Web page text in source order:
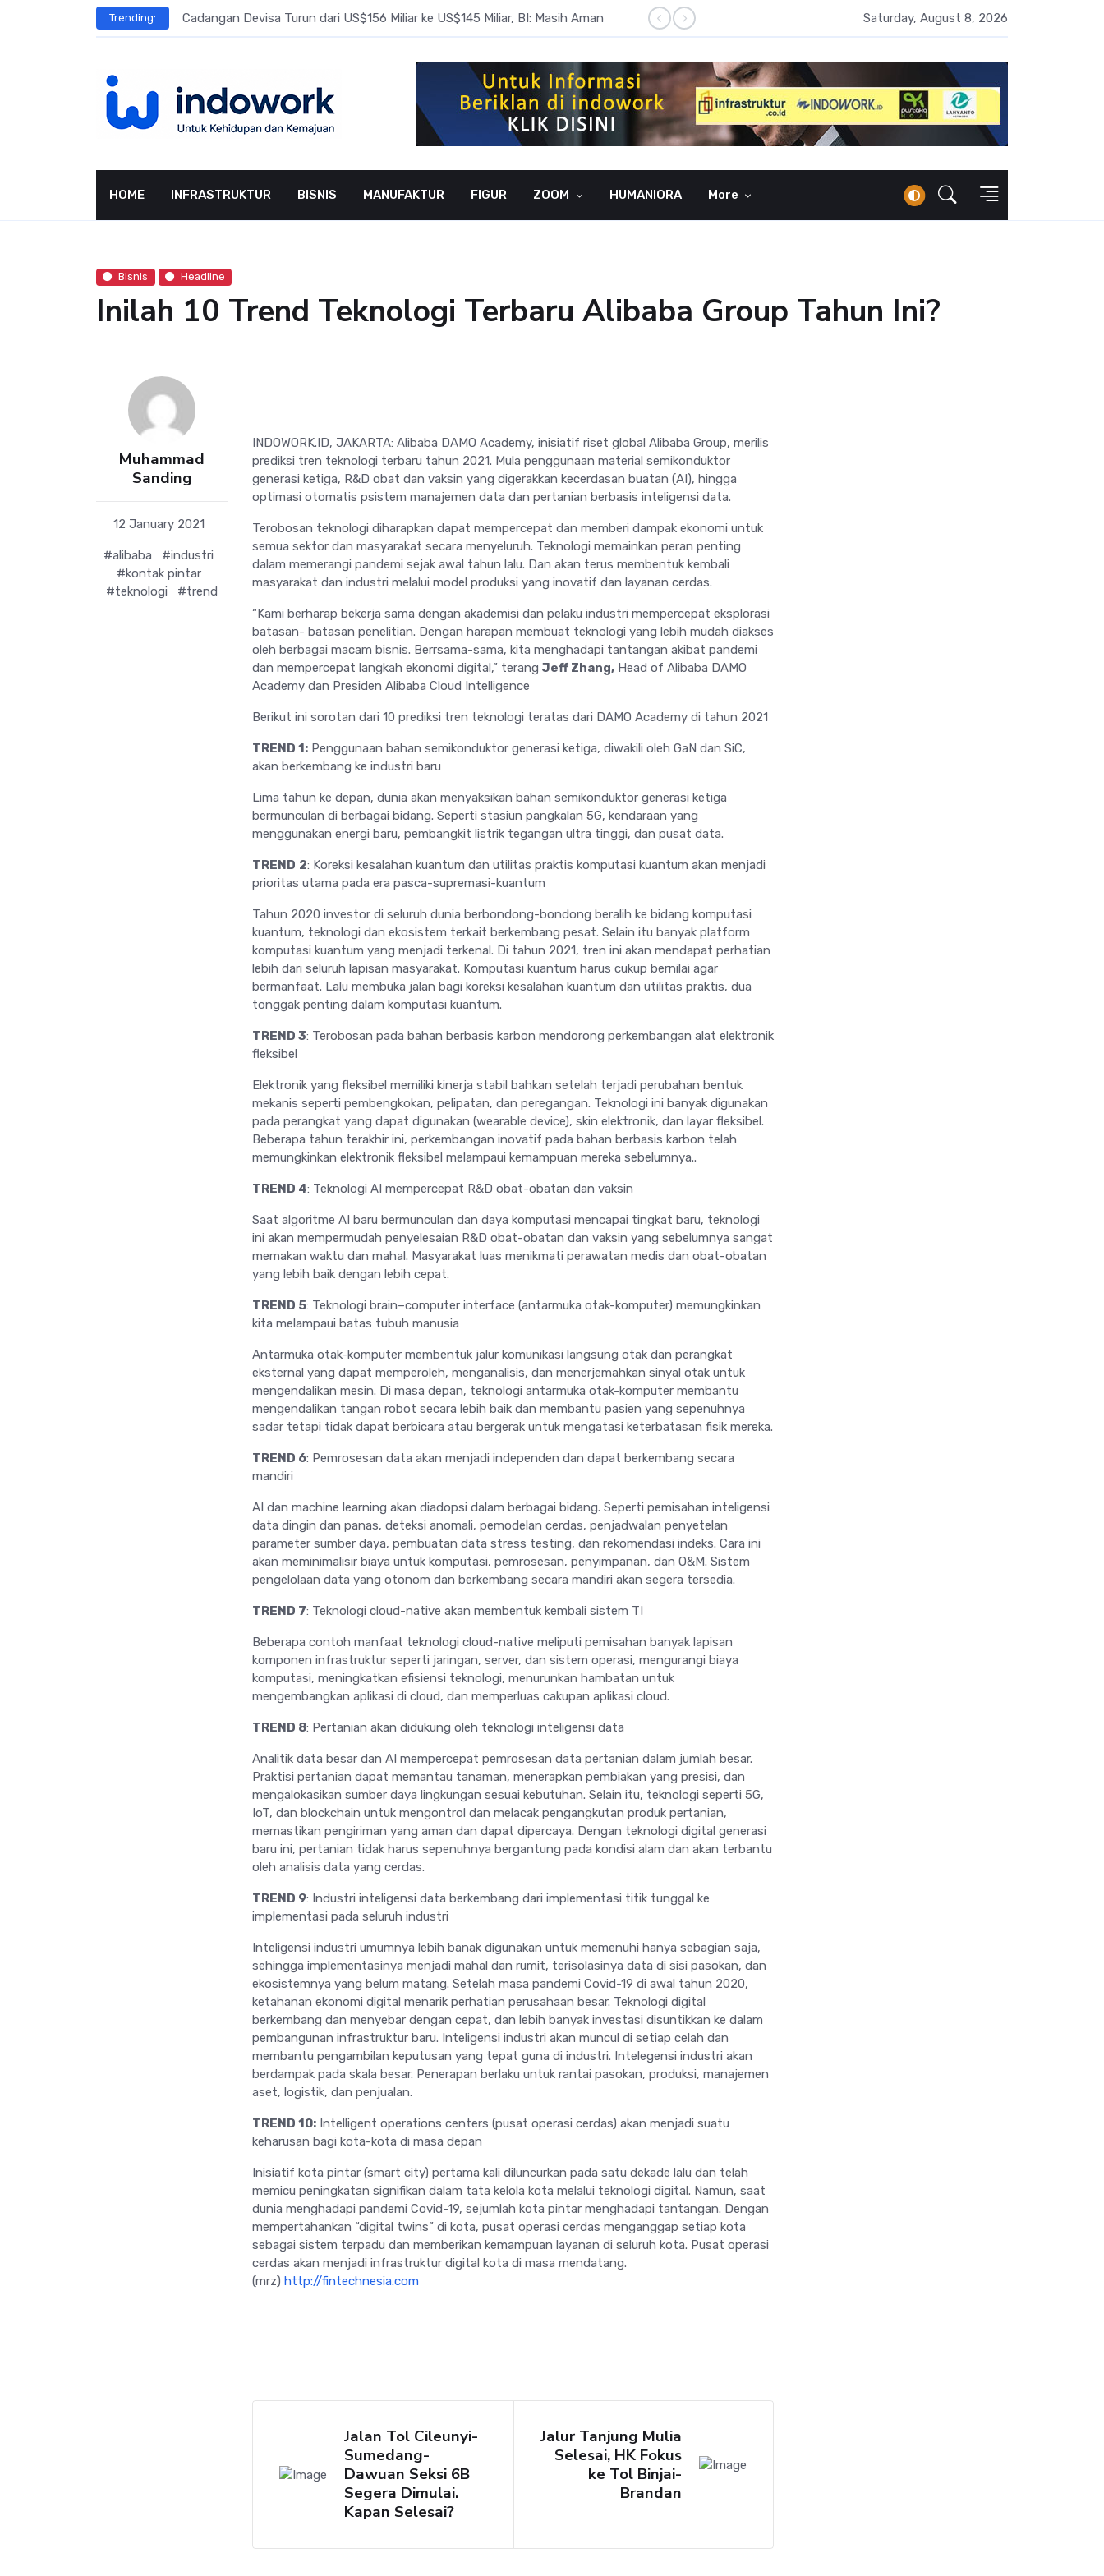
Trending: Cadangan Devisa Turun dari US$156 Miliar ke US$145 Miliar, BI: Masih Aman BI Rate Naik 100 Bps, Destry Sebut Stabilitas Rupiah Jadi Prioritas
Saturday, August 8, 2026
HOME INFRASTRUKTUR BISNIS MANUFAKTUR FIGUR ZOOM HUMANIORA More
Bisnis Headline
Inilah 10 Trend Teknologi Terbaru Alibaba Group Tahun Ini?
Muhammad
Sanding
12 January 2021
#alibaba
#industri
#kontak pintar
#teknologi
#trend
INDOWORK.ID, JAKARTA: Alibaba DAMO Academy, inisiatif riset global Alibaba Group, merilis
prediksi tren teknologi terbaru tahun 2021. Mula penggunaan material semikonduktor
generasi ketiga, R&D obat dan vaksin yang digerakkan kecerdasan buatan (AI), hingga
optimasi otomatis psistem manajemen data dan pertanian berbasis inteligensi data.
Terobosan teknologi diharapkan dapat mempercepat dan memberi dampak ekonomi untuk
semua sektor dan masyarakat secara menyeluruh. Teknologi memainkan peran penting
dalam memerangi pandemi sejak awal tahun lalu. Dan akan terus membentuk kembali
masyarakat dan industri melalui model produksi yang inovatif dan layanan cerdas.
“Kami berharap bekerja sama dengan akademisi dan pelaku industri mempercepat eksplorasi
batasan- batasan penelitian. Dengan harapan membuat teknologi yang lebih mudah diakses
oleh berbagai macam bisnis. Berrsama-sama, kita menghadapi tantangan akibat pandemi
dan mempercepat langkah ekonomi digital,” terang Jeff Zhang, Head of Alibaba DAMO
Academy dan Presiden Alibaba Cloud Intelligence
Berikut ini sorotan dari 10 prediksi tren teknologi teratas dari DAMO Academy di tahun 2021
TREND 1: Penggunaan bahan semikonduktor generasi ketiga, diwakili oleh GaN dan SiC,
akan berkembang ke industri baru
Lima tahun ke depan, dunia akan menyaksikan bahan semikonduktor generasi ketiga
bermunculan di berbagai bidang. Seperti stasiun pangkalan 5G, kendaraan yang
menggunakan energi baru, pembangkit listrik tegangan ultra tinggi, dan pusat data.
TREND 2: Koreksi kesalahan kuantum dan utilitas praktis komputasi kuantum akan menjadi
prioritas utama pada era pasca-supremasi-kuantum
Tahun 2020 investor di seluruh dunia berbondong-bondong beralih ke bidang komputasi
kuantum, teknologi dan ekosistem terkait berkembang pesat. Selain itu banyak platform
komputasi kuantum yang menjadi terkenal. Di tahun 2021, tren ini akan mendapat perhatian
lebih dari seluruh lapisan masyarakat. Komputasi kuantum harus cukup bernilai agar
bermanfaat. Lalu membuka jalan bagi koreksi kesalahan kuantum dan utilitas praktis, dua
tonggak penting dalam komputasi kuantum.
TREND 3: Terobosan pada bahan berbasis karbon mendorong perkembangan alat elektronik
fleksibel
Elektronik yang fleksibel memiliki kinerja stabil bahkan setelah terjadi perubahan bentuk
mekanis seperti pembengkokan, pelipatan, dan peregangan. Teknologi ini banyak digunakan
pada perangkat yang dapat digunakan (wearable device), skin elektronik, dan layar fleksibel.
Beberapa tahun terakhir ini, perkembangan inovatif pada bahan berbasis karbon telah
memungkinkan elektronik fleksibel melampaui kemampuan mereka sebelumnya..
TREND 4: Teknologi AI mempercepat R&D obat-obatan dan vaksin
Saat algoritme AI baru bermunculan dan daya komputasi mencapai tingkat baru, teknologi
ini akan mempermudah penyelesaian R&D obat-obatan dan vaksin yang sebelumnya sangat
memakan waktu dan mahal. Masyarakat luas menikmati perawatan medis dan obat-obatan
yang lebih baik dengan lebih cepat.
TREND 5: Teknologi brain–computer interface (antarmuka otak-komputer) memungkinkan
kita melampaui batas tubuh manusia
Antarmuka otak-komputer membentuk jalur komunikasi langsung otak dan perangkat
eksternal yang dapat memperoleh, menganalisis, dan menerjemahkan sinyal otak untuk
mengendalikan mesin. Di masa depan, teknologi antarmuka otak-komputer membantu
mengendalikan tangan robot secara lebih baik dan membantu pasien yang sepenuhnya
sadar tetapi tidak dapat berbicara atau bergerak untuk mengatasi keterbatasan fisik mereka.
TREND 6: Pemrosesan data akan menjadi independen dan dapat berkembang secara
mandiri
AI dan machine learning akan diadopsi dalam berbagai bidang. Seperti pemisahan inteligensi
data dingin dan panas, deteksi anomali, pemodelan cerdas, penjadwalan penyetelan
parameter sumber daya, pembuatan data stress testing, dan rekomendasi indeks. Cara ini
akan meminimalisir biaya untuk komputasi, pemrosesan, penyimpanan, dan O&M. Sistem
pengelolaan data yang otonom dan berkembang secara mandiri akan segera tersedia.
TREND 7: Teknologi cloud-native akan membentuk kembali sistem TI
Beberapa contoh manfaat teknologi cloud-native meliputi pemisahan banyak lapisan
komponen infrastruktur seperti jaringan, server, dan sistem operasi, mengurangi biaya
komputasi, meningkatkan efisiensi teknologi, menurunkan hambatan untuk
mengembangkan aplikasi di cloud, dan memperluas cakupan aplikasi cloud.
TREND 8: Pertanian akan didukung oleh teknologi inteligensi data
Analitik data besar dan AI mempercepat pemrosesan data pertanian dalam jumlah besar.
Praktisi pertanian dapat memantau tanaman, menerapkan pembiakan yang presisi, dan
mengalokasikan sumber daya lingkungan sesuai kebutuhan. Selain itu, teknologi seperti 5G,
IoT, dan blockchain untuk mengontrol dan melacak pengangkutan produk pertanian,
memastikan pengiriman yang aman dan dapat dipercaya. Dengan teknologi digital generasi
baru ini, pertanian tidak harus sepenuhnya bergantung pada kondisi alam dan akan terbantu
oleh analisis data yang cerdas.
TREND 9: Industri inteligensi data berkembang dari implementasi titik tunggal ke
implementasi pada seluruh industri
Inteligensi industri umumnya lebih banak digunakan untuk memenuhi hanya sebagian saja,
sehingga implementasinya menjadi mahal dan rumit, terisolasinya data di sisi pasokan, dan
ekosistemnya yang belum matang. Setelah masa pandemi Covid-19 di awal tahun 2020,
ketahanan ekonomi digital menarik perhatian perusahaan besar. Teknologi digital
berkembang dan menyebar dengan cepat, dan lebih banyak investasi disuntikkan ke dalam
pembangunan infrastruktur baru. Inteligensi industri akan muncul di setiap celah dan
membantu pengambilan keputusan yang tepat guna di industri. Intelegensi industri akan
berdampak pada skala besar. Penerapan berlaku untuk rantai pasokan, produksi, manajemen
aset, logistik, dan penjualan.
TREND 10: Intelligent operations centers (pusat operasi cerdas) akan menjadi suatu
keharusan bagi kota-kota di masa depan
Inisiatif kota pintar (smart city) pertama kali diluncurkan pada satu dekade lalu dan telah
memicu peningkatan signifikan dalam tata kelola kota melalui teknologi digital. Namun, saat
dunia menghadapi pandemi Covid-19, sejumlah kota pintar menghadapi tantangan. Dengan
mempertahankan “digital twins” di kota, pusat operasi cerdas menganggap setiap kota
sebagai sistem terpadu dan memberikan kemampuan layanan di seluruh kota. Pusat operasi
cerdas akan menjadi infrastruktur digital kota di masa mendatang.
(mrz) http://fintechnesia.com
Jalan Tol Cileunyi-
Sumedang-
Dawuan Seksi 6B
Segera Dimulai.
Kapan Selesai?
Jalur Tanjung Mulia
Selesai, HK Fokus
ke Tol Binjai-
Brandan